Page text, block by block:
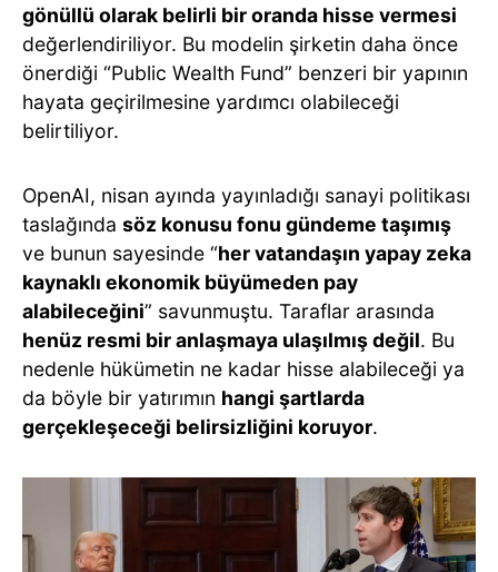
gönüllü olarak belirli bir oranda hisse vermesi
değerlendiriliyor. Bu modelin şirketin daha önce
önerdiği “Public Wealth Fund” benzeri bir yapının
hayata geçirilmesine yardımcı olabileceği
belirtiliyor.
OpenAI, nisan ayında yayınladığı sanayi politikası
taslağında söz konusu fonu gündeme taşımış
ve bunun sayesinde “her vatandaşın yapay zeka
kaynaklı ekonomik büyümeden pay
alabileceğini” savunmuştu. Taraflar arasında
henüz resmi bir anlaşmaya ulaşılmış değil. Bu
nedenle hükümetin ne kadar hisse alabileceği ya
da böyle bir yatırımın hangi şartlarda
gerçekleşeceği belirsizliğini koruyor.